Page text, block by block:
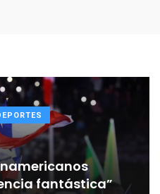
fantástica”